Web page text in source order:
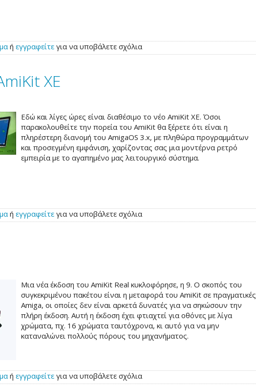
ή εγγραφείτε για να υποβάλετε σχόλια
XE
Εδώ και λίγες ώρες είναι διαθέσιμο το νέο AmiKit XE. Όσοι
παρακολουθείτε την πορεία του AmiKit θα ξέρετε ότι είναι η
πληρέστερη διανομή του AmigaOS 3.x, με πληθώρα προγραμμάτων
και προσεγμένη εμφάνιση, χαρίζοντας σας μια μοντέρνα ρετρό
εμπειρία με το αγαπημένο μας λειτουργικό σύστημα.
ή εγγραφείτε για να υποβάλετε σχόλια
Μια νέα έκδοση του AmiKit Real κυκλοφόρησε, η 9. Ο σκοπός του
συγκεκριμένου πακέτου είναι η μεταφορά του AmiKit σε πραγματικές
Amiga, οι οποίες δεν είναι αρκετά δυνατές για να σηκώσουν την
πλήρη έκδοση. Αυτή η έκδοση έχει φτιαχτεί για οθόνες με λίγα
χρώματα, πχ. 16 χρώματα ταυτόχρονα, κι αυτό για να μην
καταναλώνει πολλούς πόρους του μηχανήματος.
ή εγγραφείτε για να υποβάλετε σχόλια